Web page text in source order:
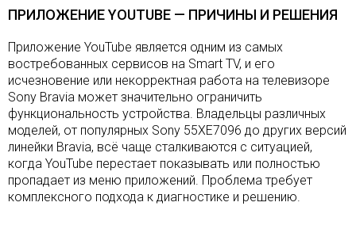
ПРИЛОЖЕНИЕ YOUTUBE — ПРИЧИНЫ И РЕШЕНИЯ
Приложение YouTube является одним из самых
востребованных сервисов на Smart TV, и его
исчезновение или некорректная работа на телевизоре
Sony Bravia может значительно ограничить
функциональность устройства. Владельцы различных
моделей, от популярных Sony 55XE7096 до других версий
линейки Bravia, всё чаще сталкиваются с ситуацией,
когда YouTube перестает показывать или полностью
пропадает из меню приложений. Проблема требует
комплексного подхода к диагностике и решению.